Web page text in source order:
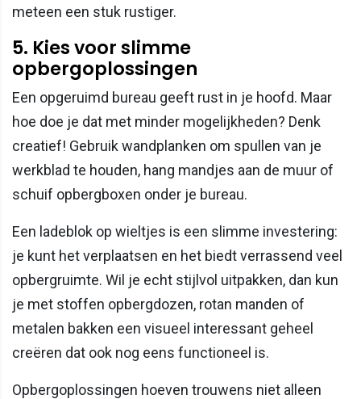
meteen een stuk rustiger.
5. Kies voor slimme
opbergoplossingen
Een opgeruimd bureau geeft rust in je hoofd. Maar
hoe doe je dat met minder mogelijkheden? Denk
creatief! Gebruik wandplanken om spullen van je
werkblad te houden, hang mandjes aan de muur of
schuif opbergboxen onder je bureau.
Een ladeblok op wieltjes is een slimme investering:
je kunt het verplaatsen en het biedt verrassend veel
opbergruimte. Wil je echt stijlvol uitpakken, dan kun
je met stoffen opbergdozen, rotan manden of
metalen bakken een visueel interessant geheel
creëren dat ook nog eens functioneel is.
Opbergoplossingen hoeven trouwens niet alleen